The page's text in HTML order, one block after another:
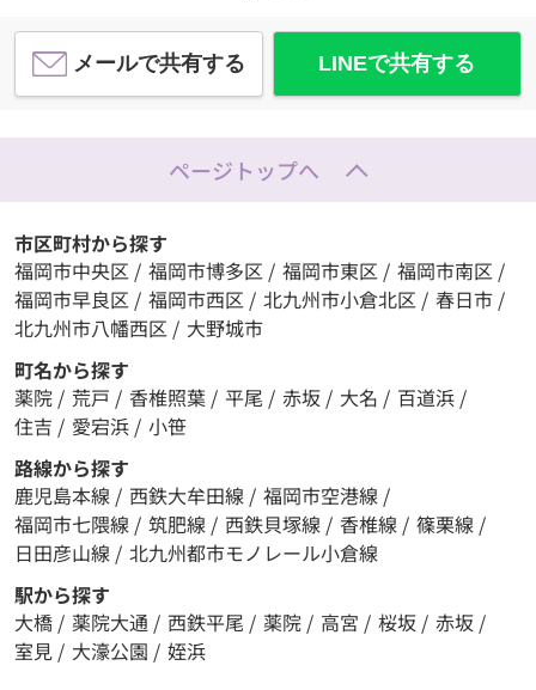
メールで共有する LINEで共有する
ページトップへ
市区町村から探す
福岡市中央区 / 福岡市博多区 / 福岡市東区 / 福岡市南区 /
福岡市早良区 / 福岡市西区 / 北九州市小倉北区 / 春日市 /
北九州市八幡西区 / 大野城市
町名から探す
薬院 / 荒戸 / 香椎照葉 / 平尾 / 赤坂 / 大名 / 百道浜 /
住吉 / 愛宕浜 / 小笹
路線から探す
鹿児島本線 / 西鉄大牟田線 / 福岡市空港線 /
福岡市七隈線 / 筑肥線 / 西鉄貝塚線 / 香椎線 / 篠栗線 /
日田彦山線 / 北九州都市モノレール小倉線
駅から探す
大橋 / 薬院大通 / 西鉄平尾 / 薬院 / 高宮 / 桜坂 / 赤坂 /
室見 / 大濠公園 / 姪浜